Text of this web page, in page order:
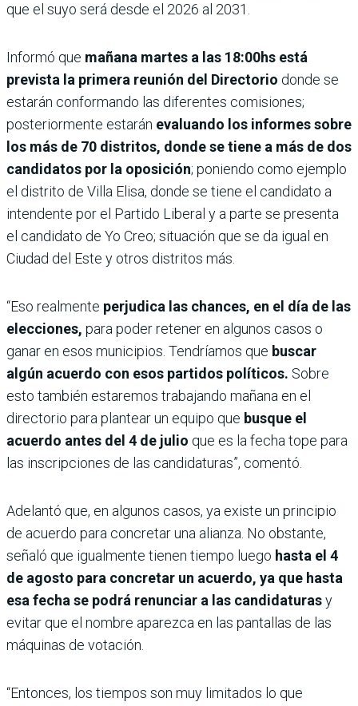
que el suyo será desde el 2026 al 2031.
Informó que mañana martes a las 18:00hs está
prevista la primera reunión del Directorio donde se
estarán conformando las diferentes comisiones;
posteriormente estarán evaluando los informes sobre
los más de 70 distritos, donde se tiene a más de dos
candidatos por la oposición; poniendo como ejemplo
el distrito de Villa Elisa, donde se tiene el candidato a
intendente por el Partido Liberal y a parte se presenta
el candidato de Yo Creo; situación que se da igual en
Ciudad del Este y otros distritos más.
“Eso realmente perjudica las chances, en el día de las
elecciones, para poder retener en algunos casos o
ganar en esos municipios. Tendríamos que buscar
algún acuerdo con esos partidos políticos. Sobre
esto también estaremos trabajando mañana en el
directorio para plantear un equipo que busque el
acuerdo antes del 4 de julio que es la fecha tope para
las inscripciones de las candidaturas”, comentó.
Adelantó que, en algunos casos, ya existe un principio
de acuerdo para concretar una alianza. No obstante,
señaló que igualmente tienen tiempo luego hasta el 4
de agosto para concretar un acuerdo, ya que hasta
esa fecha se podrá renunciar a las candidaturasy
evitar que el nombre aparezca en las pantallas de las
máquinas de votación.
“Entonces, los tiempos son muy limitados lo que